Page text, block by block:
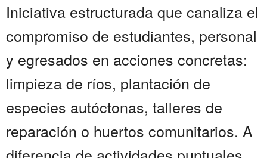
Iniciativa estructurada que canaliza el
compromiso de estudiantes, personal
y egresados en acciones concretas:
limpieza de ríos, plantación de
especies autóctonas, talleres de
reparación o huertos comunitarios. A